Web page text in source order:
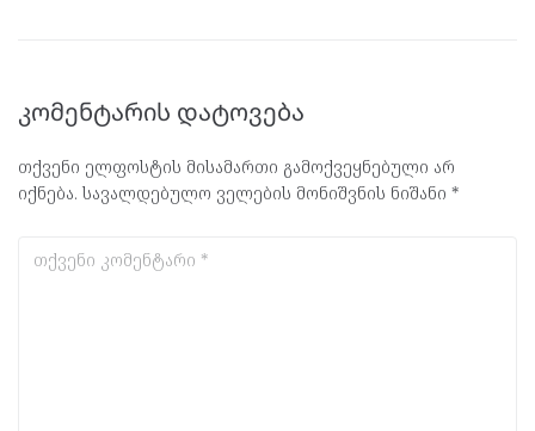
კომენტარის დატოვება
თქვენი ელფოსტის მისამართი გამოქვეყნებული არ
იქნება. სავალდებულო ველების მონიშვნის ნიშანი *